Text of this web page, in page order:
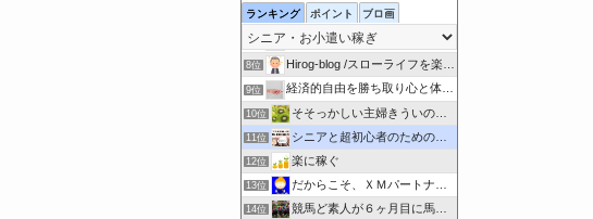
ランキング ポイント ブロ画
6位 未来作りブログ
7位 5分以下の動画で月37万以上 ユーチューブのアドセンスで稼ぐ
8位 Hirog-blog /スローライフを楽しもう
9位 経済的自由を勝ち取り心と体の健康を保って幸せに長生きする方法
10位 そそっかしい主婦きういのブログ｜懸賞好きの忙しい主婦です。
11位 シニアと超初心者のためのブログの始め方
12位 楽に稼ぐ
13位 だからこそ、ＸＭパートナーでアフィリエイト
14位 競馬ど素人が６ヶ月目に馬券で家を建てた方法！